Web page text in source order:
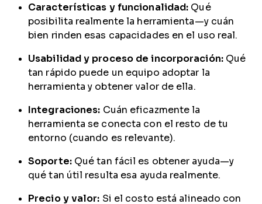
Características y funcionalidad: Qué
posibilita realmente la herramienta—y cuán
bien rinden esas capacidades en el uso real.
Usabilidad y proceso de incorporación:Qué
tan rápido puede un equipo adoptar la
herramienta y obtener valor de ella.
Integraciones: Cuán eficazmente la
herramienta se conecta con el resto de tu
entorno (cuando es relevante).
Soporte:Qué tan fácil es obtener ayuda—y
qué tan útil resulta esa ayuda realmente.
Precio y valor: Si el costo está alineado con